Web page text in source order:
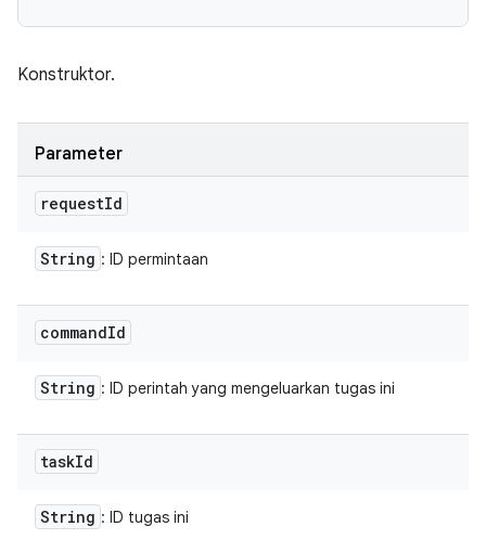
Konstruktor.
Parameter
requestId
String : ID permintaan
commandId
String : ID perintah yang mengeluarkan tugas ini
taskId
String : ID tugas ini